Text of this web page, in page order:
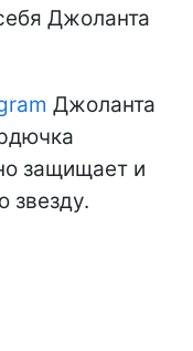
Джоланта
Джоланта
защищает и
звезду.